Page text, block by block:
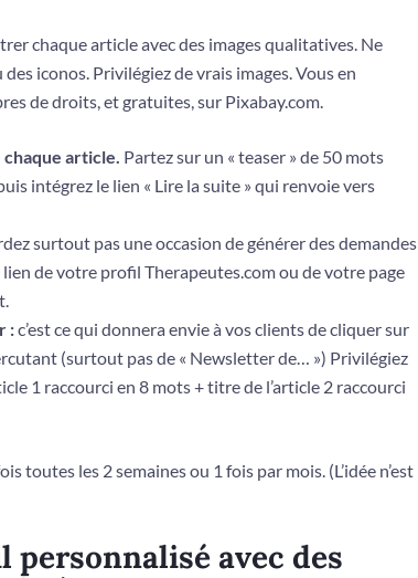
chaque article avec des images qualitatives. Ne
iconos. Privilégiez de vrais images. Vous en
de droits, et gratuites, sur Pixabay.com.
article. Partez sur un « teaser » de 50 mots
intégrez le lien « Lire la suite » qui renvoie vers
surtout pas une occasion de générer des demandes
lien de votre profil Therapeutes.com ou de votre page
:c’est ce qui donnera envie à vos clients de cliquer sur
(surtout pas de « Newsletter de… ») Privilégiez
1 raccourci en 8 mots + titre de l’article 2 raccourci
toutes les 2 semaines ou 1 fois par mois. (L’idée n’est
personnalisé avec des